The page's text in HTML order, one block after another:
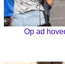
Op ad